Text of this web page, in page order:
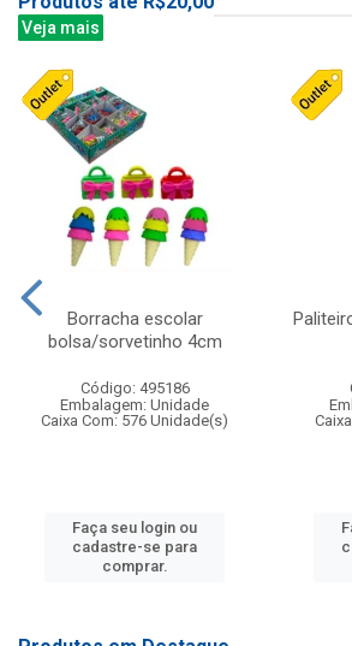
Veja mais
Borracha escolar
bolsa/sorvetinho 4cm
Código: 495186
Embalagem: Unidade
Caixa Com: 576 Unidade(s)
Faça seu login ou
cadastre-se para
comprar.